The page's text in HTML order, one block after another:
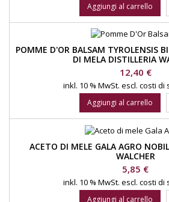
Aggiungi al carrello
POMME D'OR BALSAM TYROLENSIS
DI MELA DISTILLERIA
Prezzo
12,40 €
inkl. 10 % MwSt. escl. costi di
Aggiungi al carrello
ACETO DI MELE GALA AGRO
WALCHER
Prezzo
5,85 €
inkl. 10 % MwSt. escl. costi di
Aggiungi al carrello